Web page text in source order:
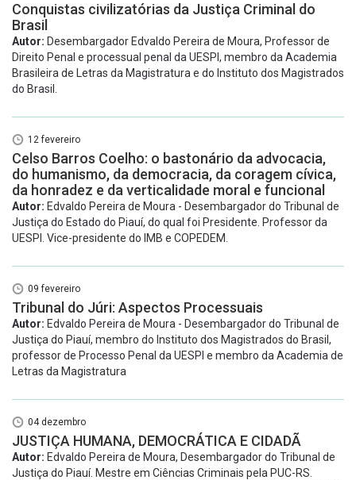
Conquistas civilizatórias da Justiça Criminal do
Brasil
Autor: Desembargador Edvaldo Pereira de Moura, Professor de
Direito Penal e processual penal da UESPI, membro da Academia
Brasileira de Letras da Magistratura e do Instituto dos Magistrados
do Brasil.
12 fevereiro
Celso Barros Coelho: o bastonário da advocacia,
do humanismo, da democracia, da coragem cívica,
da honradez e da verticalidade moral e funcional
Autor: Edvaldo Pereira de Moura - Desembargador do Tribunal de
Justiça do Estado do Piauí, do qual foi Presidente. Professor da
UESPI. Vice-presidente do IMB e COPEDEM.
09 fevereiro
Tribunal do Júri: Aspectos Processuais
Autor: Edvaldo Pereira de Moura - Desembargador do Tribunal de
Justiça do Piauí, membro do Instituto dos Magistrados do Brasil,
professor de Processo Penal da UESPI e membro da Academia de
Letras da Magistratura
04 dezembro
JUSTIÇA HUMANA, DEMOCRÁTICA E CIDADÃ
Autor: Edvaldo Pereira de Moura, Desembargador do Tribunal de
Justiça do Piauí. Mestre em Ciências Criminais pela PUC-RS.